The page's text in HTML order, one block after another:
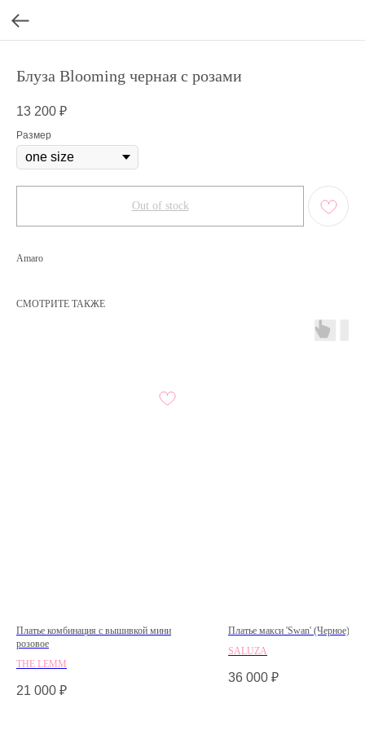
Блуза Blooming черная с розами
13 200 ₽
Размер
Out of stock
Amaro
СМОТРИТЕ ТАКЖЕ
Платье комбинация с вышивкой мини
розовое
THE LEMM
21 000 ₽
Платье макси 'Swan' (Черное)
SALUZA
36 000 ₽